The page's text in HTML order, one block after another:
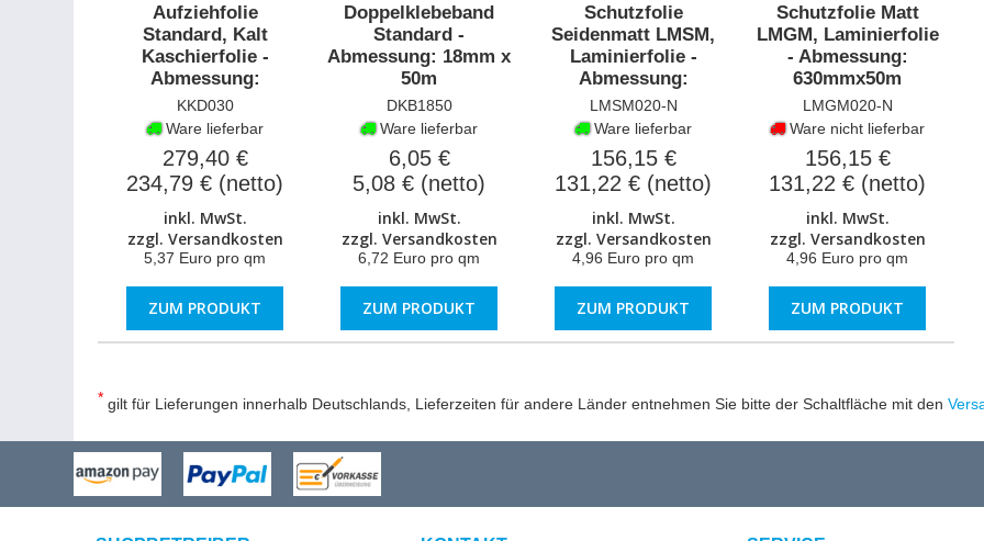
Aufziehfolie
Standard, Kalt
Kaschierfolie -
Abmessung:
1040mmx50m
KKD030
Ware lieferbar
279,40 €
234,79 € (netto)
inkl. MwSt.
zzgl. Versandkosten
5,37 Euro pro qm
ZUM PRODUKT
Doppelklebeband
Standard -
Abmessung: 18mm x
50m
DKB1850
Ware lieferbar
6,05 €
5,08 € (netto)
inkl. MwSt.
zzgl. Versandkosten
6,72 Euro pro qm
ZUM PRODUKT
Schutzfolie
Seidenmatt LMSM,
Laminierfolie -
Abmessung:
630mmx50m
LMSM020-N
Ware lieferbar
156,15 €
131,22 € (netto)
inkl. MwSt.
zzgl. Versandkosten
4,96 Euro pro qm
ZUM PRODUKT
Schutzfolie Matt
LMGM, Laminierfolie
- Abmessung:
630mmx50m
LMGM020-N
Ware nicht lieferbar
156,15 €
131,22 € (netto)
inkl. MwSt.
zzgl. Versandkosten
4,96 Euro pro qm
ZUM PRODUKT
* gilt für Lieferungen innerhalb Deutschlands, Lieferzeiten für andere Länder entnehmen Sie bitte der Schaltfläche mit den